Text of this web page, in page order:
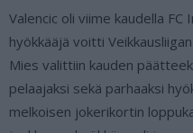
Valencic oli viime kaudella
hyökkääjä voitti
Mies valittiin kauden
pelaajaksi sekä parhaaksi
melkoisen jokerikortin